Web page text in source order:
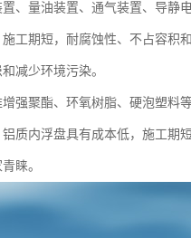
、量油装置、通气装置、导静
工期短，耐腐蚀性、不占容积
减少环境污染。
强聚酯、环氧树脂、硬泡塑料
质内浮盘具有成本低，施工期
睐。